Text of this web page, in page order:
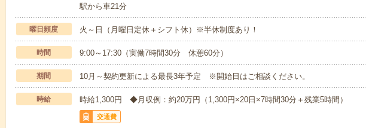
駅から車21分
曜日頻度 火～日（月曜日定休＋シフト休）※半休制度あり！
時間 9:00～17:30（実働7時間30分 休憩60分）
期間 10月～契約更新による最長3年予定 ※開始日はご相談ください。
時給 時給1,300円 ◆月収例：約20万円（1,300円×20日×7時間30分＋残業5時間）
交通費